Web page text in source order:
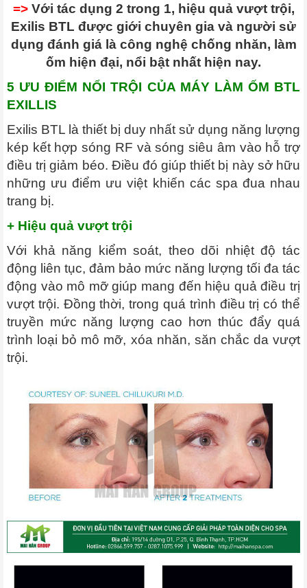
=>Với tác dụng 2 trong 1, hiệu quả vượt trội,
Exilis BTL được giới chuyên gia và người sử
dụng đánh giá là công nghệ chống nhăn, làm
ốm hiện đại, nổi bật nhất hiện nay.
5 ƯU ĐIỂM NỔI TRỘI CỦA MÁY LÀM ỐM BTL
EXILLIS
Exilis BTL là thiết bị duy nhất sử dụng năng lượng
kép kết hợp sóng RF và sóng siêu âm vào hỗ trợ
điều trị giảm béo. Điều đó giúp thiết bị này sở hữu
những ưu điểm ưu việt khiến các spa đua nhau
trang bị.
+ Hiệu quả vượt trội
Với khả năng kiểm soát, theo dõi nhiệt độ tác
động liên tục, đảm bảo mức năng lượng tối đa tác
động vào mô mỡ giúp mang đến hiệu quả điều trị
vượt trội. Đồng thời, trong quá trình điều trị có thể
truyền mức năng lượng cao hơn thúc đẩy quá
trình loại bỏ mô mỡ, xóa nhăn, săn chắc da vượt
trội.